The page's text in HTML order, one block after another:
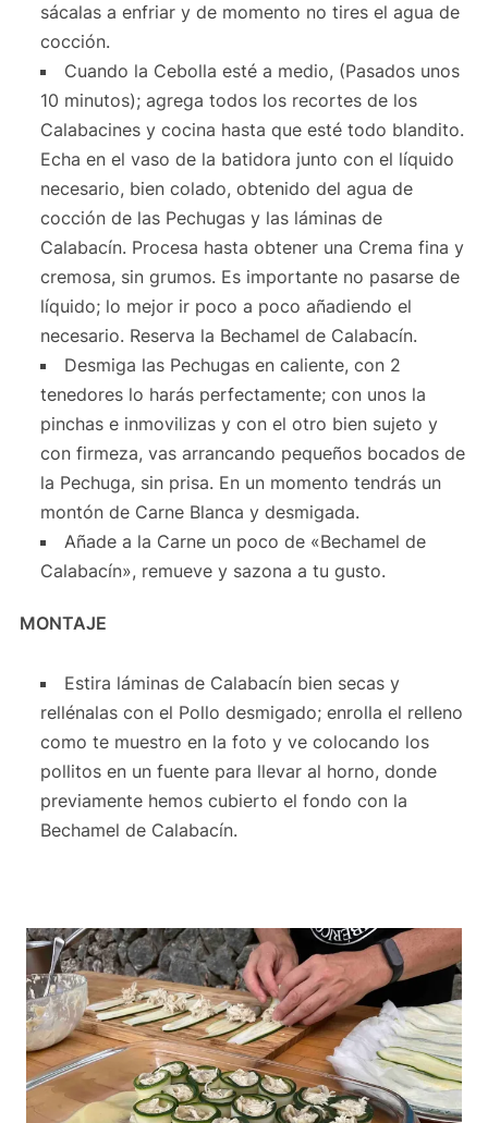
sácalas a enfriar y de momento no tires el agua de
cocción.
Cuando la Cebolla esté a medio, (Pasados unos
10 minutos); agrega todos los recortes de los
Calabacines y cocina hasta que esté todo blandito.
Echa en el vaso de la batidora junto con el líquido
necesario, bien colado, obtenido del agua de
cocción de las Pechugas y las láminas de
Calabacín. Procesa hasta obtener una Crema fina y
cremosa, sin grumos. Es importante no pasarse de
líquido; lo mejor ir poco a poco añadiendo el
necesario. Reserva la Bechamel de Calabacín.
Desmiga las Pechugas en caliente, con 2
tenedores lo harás perfectamente; con unos la
pinchas e inmovilizas y con el otro bien sujeto y
con firmeza, vas arrancando pequeños bocados de
la Pechuga, sin prisa. En un momento tendrás un
montón de Carne Blanca y desmigada.
Añade a la Carne un poco de «Bechamel de
Calabacín», remueve y sazona a tu gusto.
MONTAJE
Estira láminas de Calabacín bien secas y
rellénalas con el Pollo desmigado; enrolla el relleno
como te muestro en la foto y ve colocando los
pollitos en un fuente para llevar al horno, donde
previamente hemos cubierto el fondo con la
Bechamel de Calabacín.